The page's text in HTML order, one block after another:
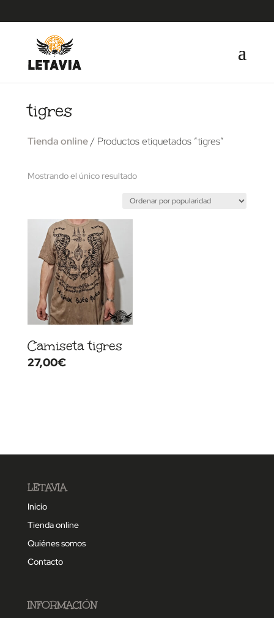
tigres
Tienda online/ Productos etiquetados “tigres”
Mostrando el único resultado
Camiseta tigres
27,00€
LETAVIA
Inicio
Tienda online
Quiénes somos
Contacto
INFORMACIÓN